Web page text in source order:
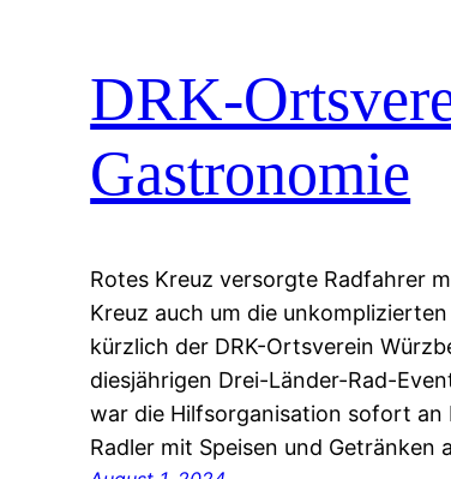
DRK-
Gastronomie
Rotes Kreuz versorgte Radfahrer
Kreuz auch um die
kürzlich der DRK-Ortsverein
diesjährigen Drei-Länder-Rad-
war die Hilfsorganisation sofort an
Radler mit Speisen und